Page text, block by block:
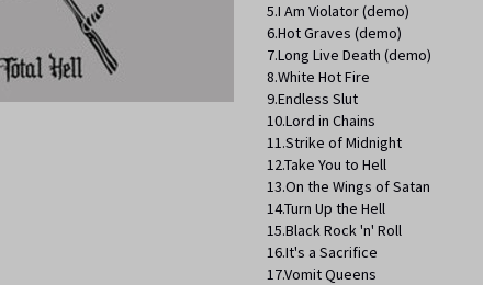
5.I Am Violator (demo)
6.Hot Graves (demo)
7.Long Live Death (demo)
8.White Hot Fire
9.Endless Slut
10.Lord in Chains
11.Strike of Midnight
12.Take You to Hell
13.On the Wings of Satan
14.Turn Up the Hell
15.Black Rock 'n' Roll
16.It's a Sacrifice
17.Vomit Queens